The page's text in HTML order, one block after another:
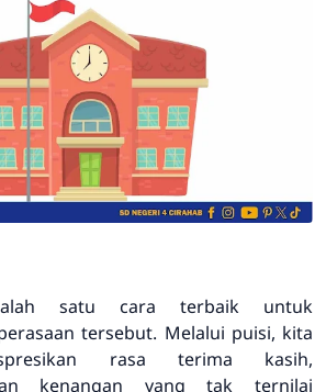
satu cara terbaik untuk
tersebut. Melalui puisi, kita
rasa terima kasih,
kenangan yang tak ternilai